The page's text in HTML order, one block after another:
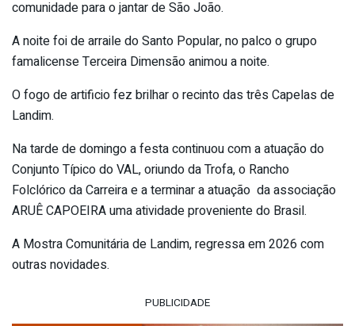
comunidade para o jantar de São João.
A noite foi de arraile do Santo Popular, no palco o grupo
famalicense Terceira Dimensão animou a noite.
O fogo de artificio fez brilhar o recinto das três Capelas de
Landim.
Na tarde de domingo a festa continuou com a atuação do
Conjunto Típico do VAL, oriundo da Trofa, o Rancho
Folclórico da Carreira e a terminar a atuação da associação
ARUÊ CAPOEIRA uma atividade proveniente do Brasil.
A Mostra Comunitária de Landim, regressa em 2026 com
outras novidades.
PUBLICIDADE